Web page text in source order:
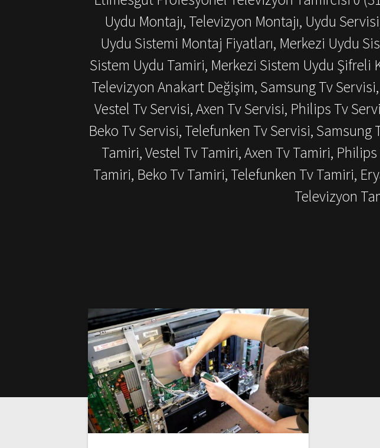
Uydu Montajı, Televizyon Montajı, Uydu
Uydu Sistemi Montaj Fiyatları, Merkezi Uydu
Sistem Uydu Tamiri, Merkezi Sistem Uydu Şifreli
Televizyon Anakart Değişim, Samsung Tv
Vestel Tv Servisi, Axen Tv Servisi, Philips Tv
Beko Tv Servisi, Telefunken Tv Servisi,
Tamiri, Vestel Tv Tamiri, Axen Tv Tamiri,
Tamiri, Beko Tv Tamiri, Telefunken Tv Tamiri,
Televizyon